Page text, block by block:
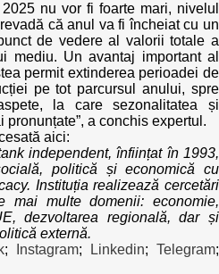
nu vor fi foarte mari, nivelul
că anul va fi încheiat cu un
de vedere al valorii totale a
mediu. Un avantaj important al
permit extinderea perioadei de
pe tot parcursul anului, spre
la care sezonalitatea și
a conchis expertul.
aici:
independent, înființat în 1993,
politică și economică cu
Instituția realizează cercetări
mai multe domenii: economie,
dezvoltarea regională, dar și
externă.
; Instagram; Linkedin; Telegram;